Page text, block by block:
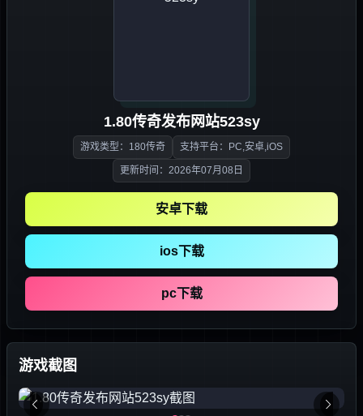
1.80传奇发布网站523sy
游戏类型：180传奇 支持平台：PC,安卓,iOS
更新时间：2026年07月08日
安卓下载
ios下载
pc下载
游戏截图